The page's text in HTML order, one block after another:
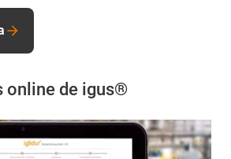
online de igus®